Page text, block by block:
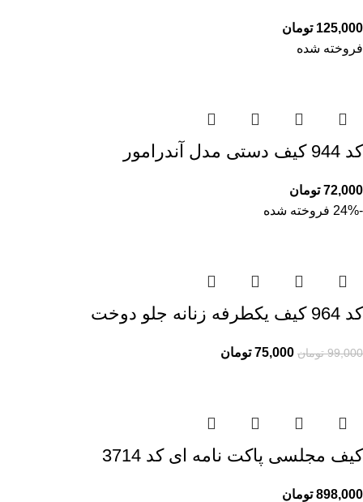
125,000 تومان
فروخته شده
کد 944 کیف دستی مدل آندرامور
72,000 تومان
-24%
فروخته شده
کد 964 کیف یکطرفه زنانه جلو دوخت
99,000 تومان 75,000 تومان
کیف مجلسی پاکت نامه ای کد 3714
898,000 تومان